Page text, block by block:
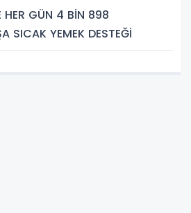
HER GÜN 4 BİN 898
SICAK YEMEK DESTEĞİ